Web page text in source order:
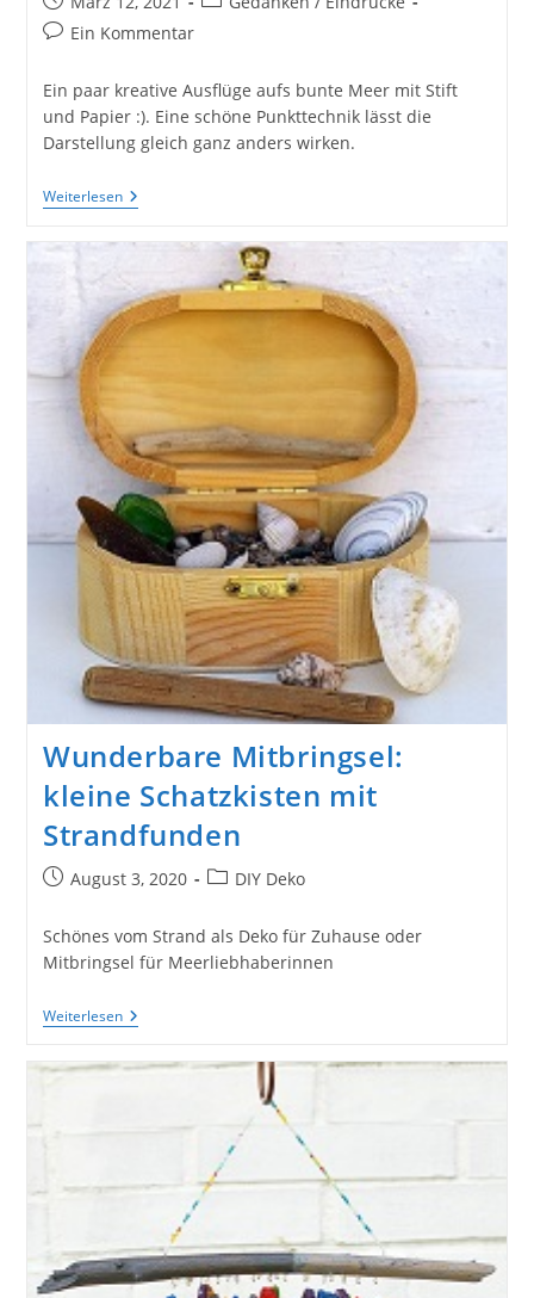
veröffentlicht:
Beitrags-
Ein Kommentar
Ein paar kreative Ausflüge aufs bunte Meer mit Stift
und Papier :). Eine schöne Punkttechnik lässt die
Darstellung gleich ganz anders wirken.
WeiterlesenSegelboote
–
Gedanken
Schöner
Punkttechnik
Wunderbare Mitbringsel:
kleine Schatzkisten mit
Strandfunden
BeitragAugust 3, 2020
Beitrags-
DIY Deko
Schönes vom Strand als Deko für Zuhause oder
Mitbringsel für Meerliebhaberinnen
WeiterlesenWunderbare
Mitbringsel:
Schatzkisten